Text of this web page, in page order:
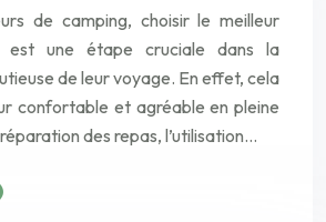
de camping, choisir le meilleur
une étape cruciale dans la
de leur voyage. En effet, cela
confortable et agréable en pleine
des repas, l’utilisation…